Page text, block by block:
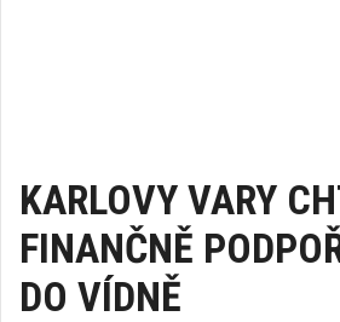
KARLOVY VARY
FINANČNĚ
DO VÍDNĚ